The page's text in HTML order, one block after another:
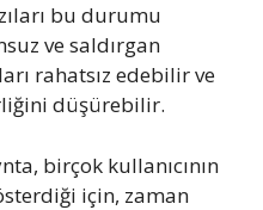
bu durumu
ve saldırgan
rahatsız edebilir ve
düşürebilir.
birçok kullanıcının
için, zaman